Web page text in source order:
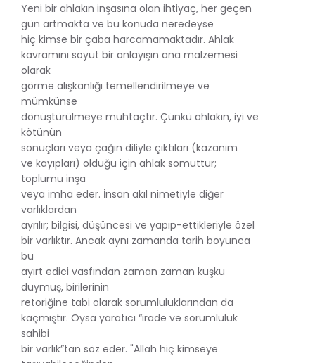
Yeni bir ahlakın inşasına olan ihtiyaç, her geçen
gün artmakta ve bu konuda neredeyse
hiç kimse bir çaba harcamamaktadır. Ahlak
kavramını soyut bir anlayışın ana malzemesi
olarak
görme alışkanlığı temellendirilmeye ve
mümkünse
dönüştürülmeye muhtaçtır. Çünkü ahlakın, iyi ve
kötünün
sonuçları veya çağın diliyle çıktıları (kazanım
ve kayıpları) olduğu için ahlak somuttur;
toplumu inşa
veya imha eder. İnsan akıl nimetiyle diğer
varlıklardan
ayrılır; bilgisi, düşüncesi ve yapıp-ettikleriyle özel
bir varlıktır. Ancak aynı zamanda tarih boyunca
bu
ayırt edici vasfından zaman zaman kuşku
duymuş, birilerinin
retoriğine tabi olarak sorumluluklarından da
kaçmıştır. Oysa yaratıcı “irade ve sorumluluk
sahibi
bir varlık”tan söz eder. "Allah hiç kimseye